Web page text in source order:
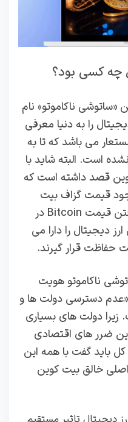
چه کسی بود؟
«ساتوشی ناکاموتو» نام
این ارز دیجیتال را به دنیا معرفی
می باشد که تا به
است‌. البته شاید با
قصد داشته است که
قیمت گزاف بیت
کوین در حال حاضر و بالا تر رفتن قیمت Bitcoin در
دیجیتال را دارا می
حفاظت قرار گیرند.
ناکاموتو هویت
دسترسی دولت‌ ها و
زیرا دولت های بسیاری
ضرر های اقتصادی
باید گفت با همه این
اصلی خالق بیت کوین